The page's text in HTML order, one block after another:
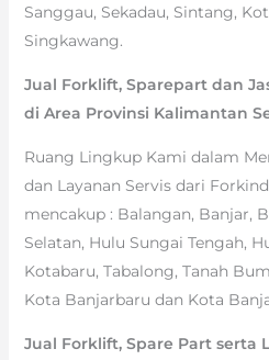
Sanggau, Sekadau, Sintang,
Singkawang.
Jual Forklift, Sparepart dan
di Area Provinsi Kalimantan
Ruang Lingkup Kami dalam
dan Layanan Servis dari
mencakup : Balangan, Banjar,
Selatan, Hulu Sungai Tengah,
Kotabaru, Tabalong, Tanah
Kota Banjarbaru dan Kota
Jual Forklift, Spare Part serta